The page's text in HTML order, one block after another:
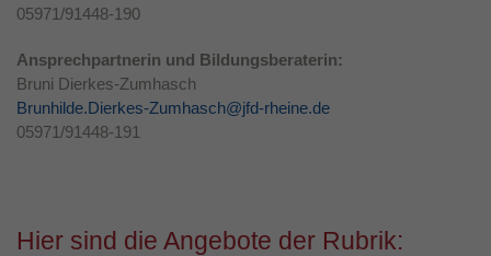
05971/91448-190
Ansprechpartnerin und Bildungsberaterin:
Bruni Dierkes-Zumhasch
Brunhilde.Dierkes-Zumhasch@jfd-rheine.de
05971/91448-191
Hier sind die Angebote der Rubrik: